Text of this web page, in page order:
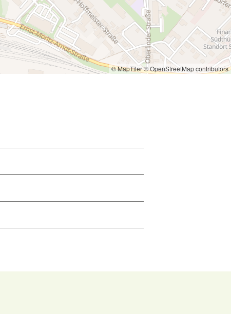
© MapTiler© OpenStreetMap contributors